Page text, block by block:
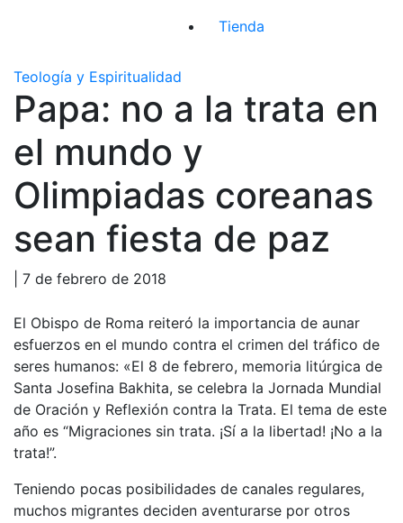
Tienda
Teología y Espiritualidad
Papa: no a la trata en
el mundo y
Olimpiadas coreanas
sean fiesta de paz
| 7 de febrero de 2018
El Obispo de Roma reiteró la importancia de aunar
esfuerzos en el mundo contra el crimen del tráfico de
seres humanos: «El 8 de febrero, memoria litúrgica de
Santa Josefina Bakhita, se celebra la Jornada Mundial
de Oración y Reflexión contra la Trata. El tema de este
año es “Migraciones sin trata. ¡Sí a la libertad! ¡No a la
trata!”.
Teniendo pocas posibilidades de canales regulares,
muchos migrantes deciden aventurarse por otros